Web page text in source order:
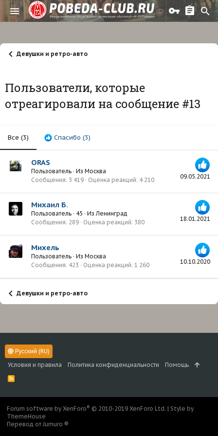
Девушки и ретро-авто
Пользователи, которые
отреагировали на сообщение #13
Все (3) Спасибо (3)
09.05.2021
ORAS
Пользователь · Из Москва
Сообщения 3 419 Оценка реакций 4 210
18.01.2021
Михаил Б.
Пользователь · 45 · ИзЛенинград
Сообщения 289 Оценка реакций 380
10.10.2020
Михель
Пользователь · Из Москва
Сообщения 423 Оценка реакций 1 260
Девушки и ретро-авто
Русский (RU)
Условия и правила
Политика конфиденциальности Помощь
R
S
Forum software by XenForo® © 2010-2019 XenForo Ltd. | Style by
ThemeHouse
Перевод от Jumuro ®